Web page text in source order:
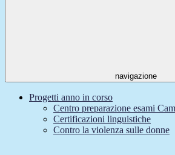
navigazione
Progetti anno in corso
Centro preparazione esami
Certificazioni linguistiche
Contro la violenza sulle donne